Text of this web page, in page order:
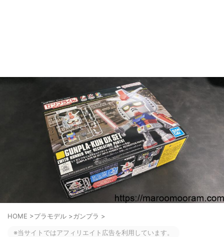
HOME >プラモデル >ガンプラ >
※当サイトではアフィリエイト広告を利用しています。